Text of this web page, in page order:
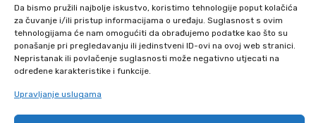
Da bismo pružili najbolje iskustvo, koristimo tehnologije poput kolačića
za čuvanje i/ili pristup informacijama o uređaju. Suglasnost s ovim
tehnologijama će nam omogućiti da obrađujemo podatke kao što su
ponašanje pri pregledavanju ili jedinstveni ID-ovi na ovoj web stranici.
Nepristanak ili povlačenje suglasnosti može negativno utjecati na
određene karakteristike i funkcije.
Upravljanje uslugama
ČESTA PITANJA